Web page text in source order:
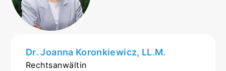
Dr. Joanna Koronkiewicz, LL.M.
Rechtsanwältin